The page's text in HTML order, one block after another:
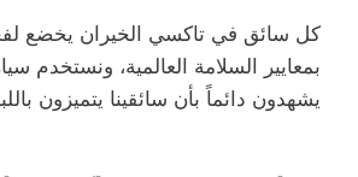
كل سائق في تاكسي الخيران يخضع
بمعايير السلامة العالمية، ونستخدم
يشهدون دائماً بأن سائقينا يتميزون